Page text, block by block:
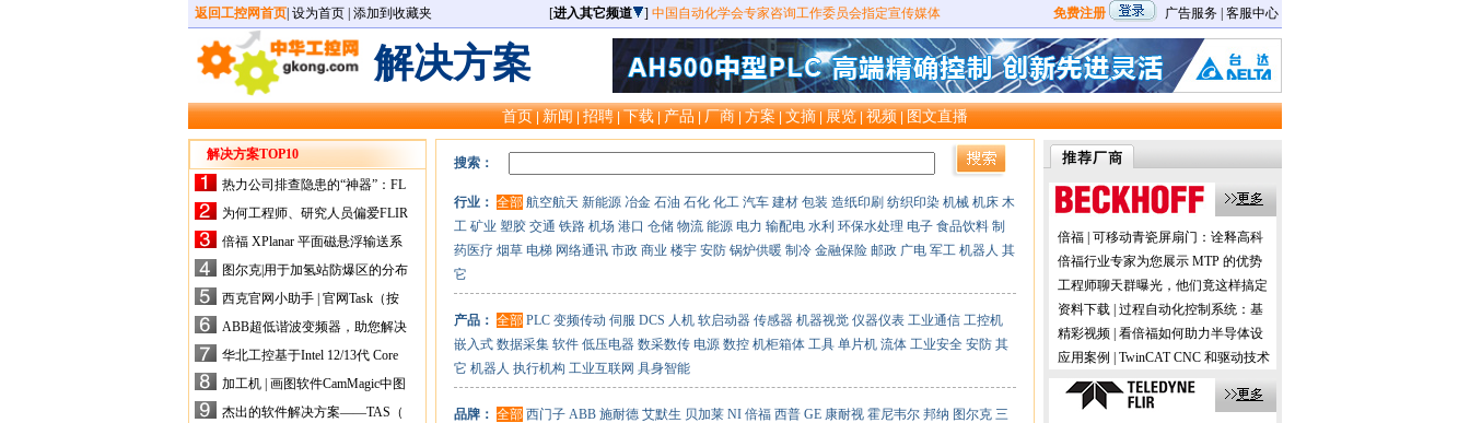
返回工控网首页 设为首页 添加到收藏夹 [进入其它频道 ] 中国自动化学会专家咨询工作委员会指定宣传媒体 免费注册 广告服务 客服中心
解决方案
首页|新闻|招聘|下载|产品|厂商|方案|文摘|展览|视频|图文直播
解决方案TOP10
热力公司排查隐患的“神器”：FL
IR手持式热像仪，高效精准！
为何工程师、研究人员偏爱FLIR
X-HS系列热像仪？精准高效是
关键
倍福 XPlanar 平面磁悬浮输送系
统的创新应用
图尔克|用于加氢站防爆区的分布
式I/O解决方案
西克官网小助手 | 官网Task（按
任务选型）更新预告
ABB超低谐波变频器，助您解决
电气设备运行难题！
华北工控基于Intel 12/13代 Core
的ATX-6159嵌入式主板，推进
机器人市场
加工机 | 画图软件CamMagic中图
层整合的问题
杰出的软件解决方案——TAS（
搜索：
行业： 全部 航空航天 新能源 冶金 石油 石化 化工 汽车 建材 包装 造纸印刷 纺织印染 机械 机床 木
工 矿业 塑胶 交通 铁路 机场 港口 仓储 物流 能源 电力 输配电 水利 环保水处理 电子 食品饮料 制
药医疗 烟草 电梯 网络通讯 市政 商业 楼宇 安防 锅炉供暖 制冷 金融保险 邮政 广电 军工 机器人 其
它
产品： 全部 PLC 变频传动 伺服 DCS 人机 软启动器 传感器 机器视觉 仪器仪表 工业通信 工控机
嵌入式 数据采集 软件 低压电器 数采数传 电源 数控 机柜箱体 工具 单片机 流体 工业安全 安防 其
它 机器人 执行机构 工业互联网 具身智能
品牌： 全部 西门子 ABB 施耐德 艾默生 贝加莱 NI 倍福 西普 GE 康耐视 霍尼韦尔 邦纳 图尔克 三
倍福 | 可移动青瓷屏扇门：诠释高科
技与历史的交融
倍福行业专家为您展示 MTP 的优势
及应用
工程师聊天群曝光，他们竟这样搞定
机器视觉！
资料下载 | 过程自动化控制系统：基
于 PC 的控制技术
精彩视频 | 看倍福如何助力半导体设
备的国产化
应用案例 | TwinCAT CNC 和驱动技术
在数控机床加工中的应用